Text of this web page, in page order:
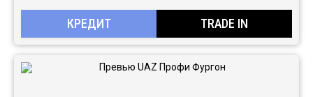
КРЕДИТ TRADE IN